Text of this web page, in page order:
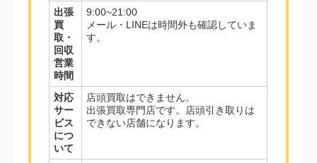
出張
買
取・
回収
営業
時間
9:00~21:00
メール・LINEは時間外も確認していま
す。
対応
サー
ビス
につ
いて
店頭買取はできません。
出張買取専門店です。店頭引き取りは
できない店舗になります。